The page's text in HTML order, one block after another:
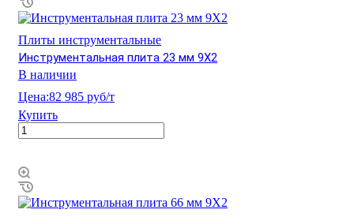
Плиты инструментальные
Инструментальная плита 23 мм 9Х2
В наличии
Цена:82 985 руб/т
Купить